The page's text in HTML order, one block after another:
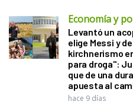
Economía y
Levantó un
elige Messi y
kirchnerismo
para droga":
que de una
apuesta al
hace 9 días